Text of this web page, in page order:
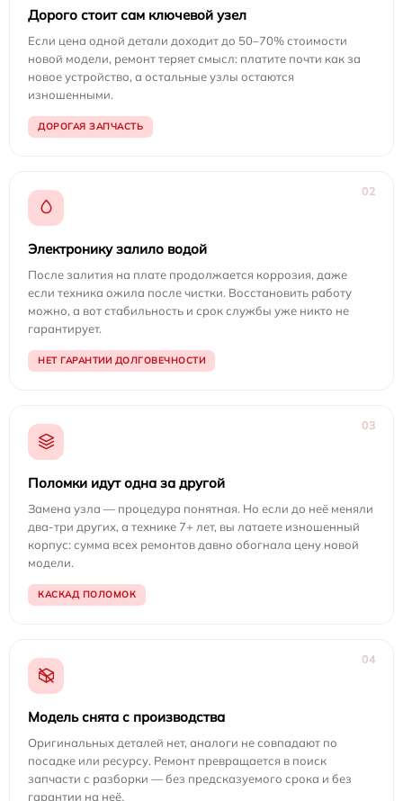
Дорого стоит сам ключевой узел
Если цена одной детали доходит до 50–70% стоимости
новой модели, ремонт теряет смысл: платите почти как за
новое устройство, а остальные узлы остаются
изношенными.
ДОРОГАЯ ЗАПЧАСТЬ
02
Электронику залило водой
После залития на плате продолжается коррозия, даже
если техника ожила после чистки. Восстановить работу
можно, а вот стабильность и срок службы уже никто не
гарантирует.
НЕТ ГАРАНТИИ ДОЛГОВЕЧНОСТИ
03
Поломки идут одна за другой
Замена узла — процедура понятная. Но если до неё меняли
два-три других, а технике 7+ лет, вы латаете изношенный
корпус: сумма всех ремонтов давно обогнала цену новой
модели.
КАСКАД ПОЛОМОК
04
Модель снята с производства
Оригинальных деталей нет, аналоги не совпадают по
посадке или ресурсу. Ремонт превращается в поиск
запчасти с разборки — без предсказуемого срока и без
гарантии на неё.